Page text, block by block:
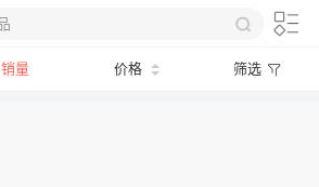
销量 价格 筛选